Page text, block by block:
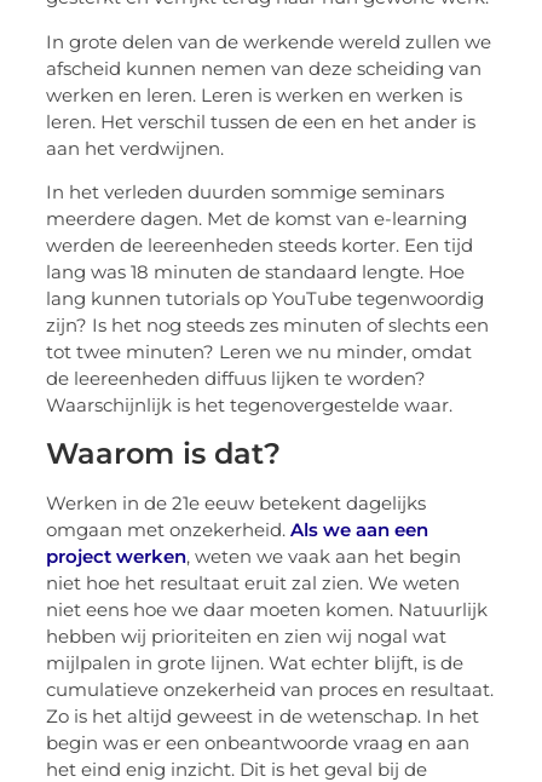
In grote delen van de werkende wereld zullen we
afscheid kunnen nemen van deze scheiding van
werken en leren. Leren is werken en werken is
leren. Het verschil tussen de een en het ander is
aan het verdwijnen.
In het verleden duurden sommige seminars
meerdere dagen. Met de komst van e-learning
werden de leereenheden steeds korter. Een tijd
lang was 18 minuten de standaard lengte. Hoe
lang kunnen tutorials op YouTube tegenwoordig
zijn? Is het nog steeds zes minuten of slechts een
tot twee minuten? Leren we nu minder, omdat
de leereenheden diffuus lijken te worden?
Waarschijnlijk is het tegenovergestelde waar.
Waarom is dat?
Werken in de 21e eeuw betekent dagelijks
omgaan met onzekerheid.Als we aan een
project werken, weten we vaak aan het begin
niet hoe het resultaat eruit zal zien. We weten
niet eens hoe we daar moeten komen. Natuurlijk
hebben wij prioriteiten en zien wij nogal wat
mijlpalen in grote lijnen. Wat echter blijft, is de
cumulatieve onzekerheid van proces en resultaat.
Zo is het altijd geweest in de wetenschap. In het
begin was er een onbeantwoorde vraag en aan
het eind enig inzicht. Dit is het geval bij de